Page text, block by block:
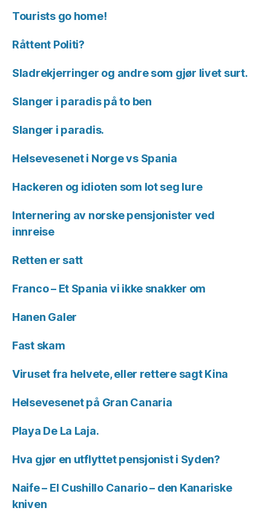
Tourists go home!
Råttent Politi?
Sladrekjerringer og andre som gjør livet surt.
Slanger i paradis på to ben
Slanger i paradis.
Helsevesenet i Norge vs Spania
Hackeren og idioten som lot seg lure
Internering av norske pensjonister ved
innreise
Retten er satt
Franco – Et Spania vi ikke snakker om
Hanen Galer
Fast skam
Viruset fra helvete, eller rettere sagt Kina
Helsevesenet på Gran Canaria
Playa De La Laja.
Hva gjør en utflyttet pensjonist i Syden?
Naife – El Cushillo Canario – den Kanariske
kniven